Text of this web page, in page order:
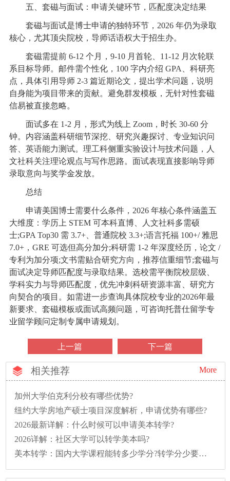
五、套磁与面试：申请关键环节，匹配度决定结果
套磁与面试是博士申请的独特环节，2026 年仍为录取
核心，尤其顶尖院校，导师话语权大于招生办。
套磁需提前 6-12 个月，9-10 月首轮、11-12 月次轮联
系目标导师。邮件需个性化，100 字内介绍 GPA、科研亮
点，具体引用导师 2-3 篇近期论文，提出学术问题，说明
自身能为项目带来的贡献。避免群发模板，无针对性套磁
信易被直接忽略。
面试多在 1-2 月，形式为线上 Zoom，时长 30-60 分
钟。内容涵盖科研细节深挖、研究兴趣探讨、专业知识问
答、英语能力测试。理工科侧重实验设计与技术问题，人
文社科关注理论观点与写作思路。面试表现直接影响导师
录取意向与奖学金发放。
总结
申请美国博士需要什么条件，2026 年核心条件涵盖五
大维度：学历上 STEM 可本科直博、人文社科多需硕
士;GPA Top30 需 3.7+、普通院校 3.3+;语言托福 100+/ 雅思
7.0+，GRE 可选但高分加分;科研需 1-2 年深度经历，论文 /
专利为加分项;文书需贴合研究方向，推荐信重细节;套磁与
面试决定导师匹配度与录取结果。选校需平衡院校层级、
学科实力与导师匹配度，优先冲刺科研资源丰富、研究方
向契合的项目。如需进一步查询具体院校专业的2026年最
新要求、套磁模板或面试高频问题，可咨询托普仕留学专
业留学顾问定制专属申请规划。
上一篇 下一篇
相关推荐 More
加州大学伯克利分校有哪些优势?
纽约大学房地产硕士项目深度解析，申请优势有哪些?
2026最新详解：什么时候可以申请美本转学?
2026详解：社区大学可以转学美本吗?
美本转学：国内大学课程能转多少学分?转学分少要多读一年怎么办?